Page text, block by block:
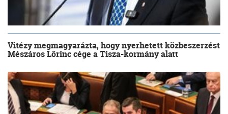
Vitézy megmagyarázta, hogy nyerhetett közbeszerzést
Mészáros Lőrinc cége a Tisza-kormány alatt